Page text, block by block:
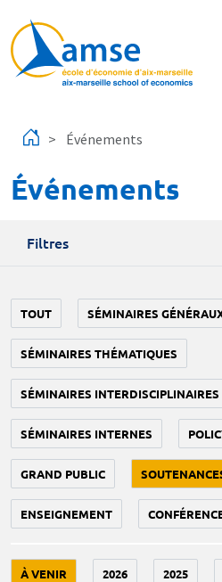
Événements
Événements
Filtres
TOUT SÉMINAIRES
SÉMINAIRES THÉMATIQUES
SÉMINAIRES INTERDISCIPLINAIRES
SÉMINAIRES INTERNES
GRAND PUBLIC
ENSEIGNEMENT
À VENIR 2026 2025